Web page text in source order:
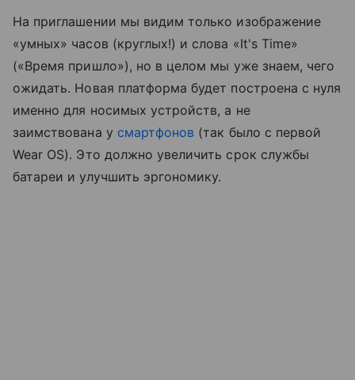
На приглашении мы видим только изображение
«умных» часов (круглых!) и слова «It's Time»
(«Время пришло»), но в целом мы уже знаем, чего
ожидать. Новая платформа будет построена с нуля
именно для носимых устройств, а не
заимствована у смартфонов (так было с первой
Wear OS). Это должно увеличить срок службы
батареи и улучшить эргономику.